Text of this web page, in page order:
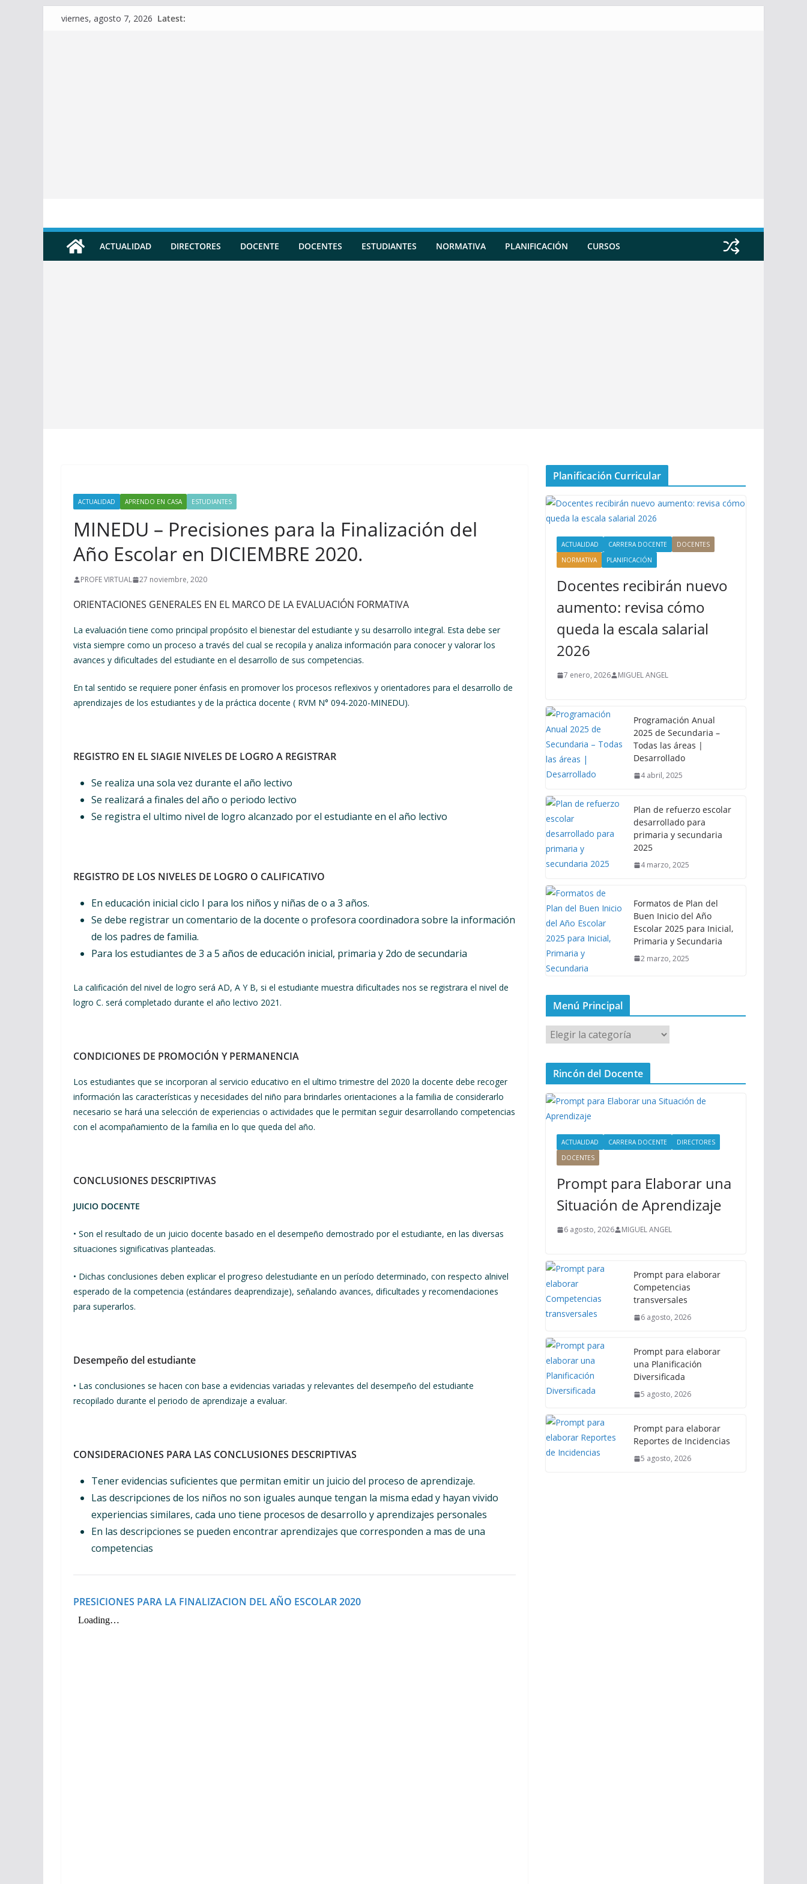
Skipviernes, agosto 7, 2026 Latest:
ACTUALIDAD DIRECTORES DOCENTE DOCENTES ESTUDIANTES NORMATIVA PLANIFICACIÓN CURSOS
ACTUALIDAD APRENDO EN CASA ESTUDIANTES
MINEDU – Precisiones para la Finalización del
Año Escolar en DICIEMBRE 2020.
PROFE VIRTUAL 27 noviembre, 2020
ORIENTACIONES GENERALES EN EL MARCO DE LA EVALUACIÓN FORMATIVA
La evaluación tiene como principal propósito el bienestar del estudiante y su desarrollo integral. Esta debe ser
vista siempre como un proceso a través del cual se recopila y analiza información para conocer y valorar los
avances y dificultades del estudiante en el desarrollo de sus competencias.
En tal sentido se requiere poner énfasis en promover los procesos reflexivos y orientadores para el desarrollo de
aprendizajes de los estudiantes y de la práctica docente ( RVM N° 094-2020-MINEDU).
REGISTRO EN EL SIAGIE NIVELES DE LOGRO A REGISTRAR
Se realiza una sola vez durante el año lectivo
Se realizará a finales del año o periodo lectivo
Se registra el ultimo nivel de logro alcanzado por el estudiante en el año lectivo
REGISTRO DE LOS NIVELES DE LOGRO O CALIFICATIVO
En educación inicial ciclo I para los niños y niñas de o a 3 años.
Se debe registrar un comentario de la docente o profesora coordinadora sobre la información
de los padres de familia.
Para los estudiantes de 3 a 5 años de educación inicial, primaria y 2do de secundaria
La calificación del nivel de logro será AD, A Y B, si el estudiante muestra dificultades nos se registrara el nivel de
logro C. será completado durante el año lectivo 2021.
CONDICIONES DE PROMOCIÓN Y PERMANENCIA
Los estudiantes que se incorporan al servicio educativo en el ultimo trimestre del 2020 la docente debe recoger
información las características y necesidades del niño para brindarles orientaciones a la familia de considerarlo
necesario se hará una selección de experiencias o actividades que le permitan seguir desarrollando competencias
con el acompañamiento de la familia en lo que queda del año.
CONCLUSIONES DESCRIPTIVAS
JUICIO DOCENTE
• Son el resultado de un juicio docente basado en el desempeño demostrado por el estudiante, en las diversas
situaciones significativas planteadas.
• Dichas conclusiones deben explicar el progreso delestudiante en un período determinado, con respecto alnivel
esperado de la competencia (estándares deaprendizaje), señalando avances, dificultades y recomendaciones
para superarlos.
Desempeño del estudiante
• Las conclusiones se hacen con base a evidencias variadas y relevantes del desempeño del estudiante
recopilado durante el periodo de aprendizaje a evaluar.
CONSIDERACIONES PARA LAS CONCLUSIONES DESCRIPTIVAS
Tener evidencias suficientes que permitan emitir un juicio del proceso de aprendizaje.
Las descripciones de los niños no son iguales aunque tengan la misma edad y hayan vivido
experiencias similares, cada uno tiene procesos de desarrollo y aprendizajes personales
En las descripciones se pueden encontrar aprendizajes que corresponden a mas de una
competencias
PRESICIONES PARA LA FINALIZACION DEL AÑO ESCOLAR 2020
Planificación Curricular
ACTUALIDAD CARRERA DOCENTE
DOCENTES
NORMATIVA
PLANIFICACIÓN
Docentes recibirán nuevo
aumento: revisa cómo
queda la escala salarial
2026
7 enero, 2026 MIGUEL ANGEL
Programación Anual
2025 de Secundaria –
Todas las áreas |
Desarrollado
4 abril, 2025
Plan de refuerzo escolar
desarrollado para
primaria y secundaria
2025
4 marzo, 2025
Formatos de Plan del
Buen Inicio del Año
Escolar 2025 para Inicial,
Primaria y Secundaria
2 marzo, 2025
Menú Principal
M
e
n
P
i
Rincón del Docente
ACTUALIDAD CARRERA DOCENTE
DIRECTORES
DOCENTES
Prompt para Elaborar una
Situación de Aprendizaje
6 agosto, 2026 MIGUEL ANGEL
Prompt para elaborar
Competencias
transversales
6 agosto, 2026
Prompt para elaborar
una Planificación
Diversificada
5 agosto, 2026
Prompt para elaborar
Reportes de Incidencias
5 agosto, 2026